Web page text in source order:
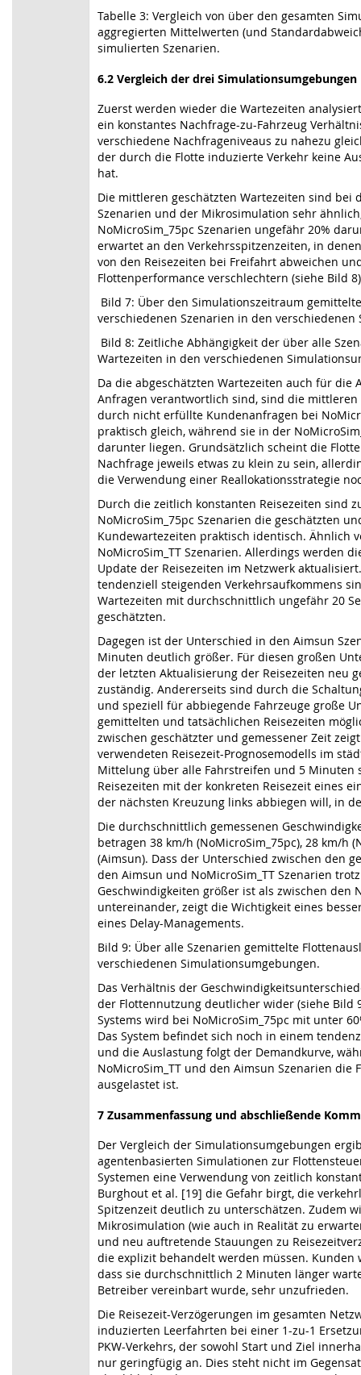
Tabelle 3: Vergleich von über den gesamten
aggregierten Mittelwerten (und
simulierten Szenarien.
6.2 Vergleich der drei Simulationsumgebungen
Zuerst werden wieder die Wartezeiten
ein konstantes Nachfrage-zu-Fahrzeug
verschiedene Nachfrageniveaus zu nahezu
der durch die Flotte induzierte Verkehr keine
hat.
Die mittleren geschätzten Wartezeiten sind bei
Szenarien und der Mikrosimulation sehr
NoMicroSim_75pc Szenarien ungefähr 20%
erwartet an den Verkehrsspitzenzeiten, in
von den Reisezeiten bei Freifahrt abweichen
Flottenperformance verschlechtern (siehe Bild
Bild 7: Über den Simulationszeitraum
verschiedenen Szenarien in den
Bild 8: Zeitliche Abhängigkeit der über alle
Wartezeiten in den verschiedenen
Da die abgeschätzten Wartezeiten auch für die
Anfragen verantwortlich sind, sind die
durch nicht erfüllte Kundenanfragen bei
praktisch gleich, während sie in der
darunter liegen. Grundsätzlich scheint die
Nachfrage jeweils etwas zu klein zu sein,
die Verwendung einer Reallokationsstrategie
Durch die zeitlich konstanten Reisezeiten sind
NoMicroSim_75pc Szenarien die geschätzten
Kundewartezeiten praktisch identisch. Ähnlich
NoMicroSim_TT Szenarien. Allerdings werden
Update der Reisezeiten im Netzwerk
tendenziell steigenden Verkehrsaufkommens
Wartezeiten mit durchschnittlich ungefähr 20
geschätzten.
Dagegen ist der Unterschied in den Aimsun
Minuten deutlich größer. Für diesen großen
der letzten Aktualisierung der Reisezeiten neu
zuständig. Andererseits sind durch die
und speziell für abbiegende Fahrzeuge große
gemittelten und tatsächlichen Reisezeiten
zwischen geschätzter und gemessener Zeit
verwendeten Reisezeit-Prognosemodells im
Mittelung über alle Fahrstreifen und 5 Minuten
Reisezeiten mit der konkreten Reisezeit eines
der nächsten Kreuzung links abbiegen will, in
Die durchschnittlich gemessenen
betragen 38 km/h (NoMicroSim_75pc), 28 km/h
(Aimsun). Dass der Unterschied zwischen den
den Aimsun und NoMicroSim_TT Szenarien
Geschwindigkeiten größer ist als zwischen den
untereinander, zeigt die Wichtigkeit eines
eines Delay-Managements.
Bild 9: Über alle Szenarien gemittelte
verschiedenen Simulationsumgebungen.
Das Verhältnis der
der Flottennutzung deutlicher wider (siehe Bild
Systems wird bei NoMicroSim_75pc mit unter
Das System befindet sich noch in einem
und die Auslastung folgt der Demandkurve,
NoMicroSim_TT und den Aimsun Szenarien die
ausgelastet ist.
7 Zusammenfassung und abschließende
Der Vergleich der Simulationsumgebungen
agentenbasierten Simulationen zur
Systemen eine Verwendung von zeitlich
Burghout et al. [19] die Gefahr birgt, die
Spitzenzeit deutlich zu unterschätzen. Zudem
Mikrosimulation (wie auch in Realität zu
und neu auftretende Stauungen zu
die explizit behandelt werden müssen. Kunden
dass sie durchschnittlich 2 Minuten länger
Betreiber vereinbart wurde, sehr unzufrieden.
Die Reisezeit-Verzögerungen im gesamten
induzierten Leerfahrten bei einer 1-zu-1
PKW-Verkehrs, der sowohl Start und Ziel
nur geringfügig an. Dies steht nicht im